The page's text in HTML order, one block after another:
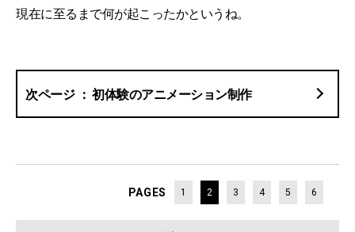
現在に至るまで何が起こったかというね。
初体験のアニメーション制作
PAGES 1 2 3 4 5 6